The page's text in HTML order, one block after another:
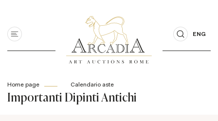
ENG
Home page Calendario aste
Importanti Dipinti Antichi